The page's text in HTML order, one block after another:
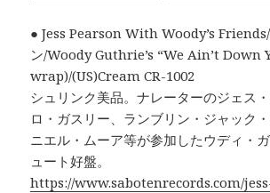
● Jess Pearson With Woody’s
ン/Woody Guthrie’s “We Ain’t Down
wrap)/(US)Cream CR-1002
シュリンク美品。ナレーターのジェス
ロ・ガスリー、ランブリン・ジャック
ニエル・ムーア等が参加したウディ・
ュート好盤。
https://www.sabotenrecords.com/